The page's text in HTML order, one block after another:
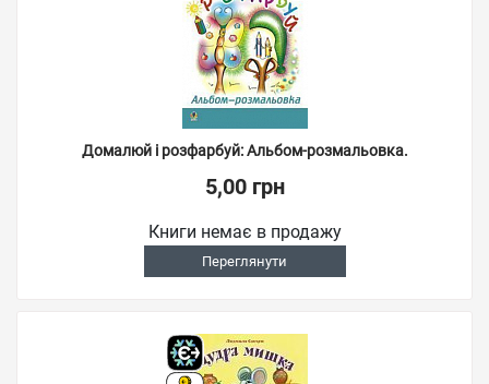
Домалюй і розфарбуй: Альбом-розмальовка.
5,00 грн
Книги немає в продажу
Переглянути